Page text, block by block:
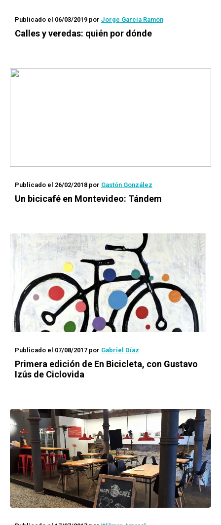
Publicado el 06/03/2019 por Jorge García Ramón
Calles y veredas: quién por dónde
Publicado el 26/02/2018 por Gastón González
Un bicicafé en Montevideo: Tándem
Publicado el 07/08/2017 por Gabriel Díaz
Primera edición de En Bicicleta, con Gustavo
Izús de Ciclovida